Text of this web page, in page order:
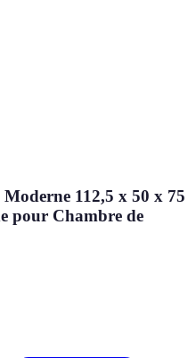
112,5 x 50 x 75
pour Chambre de